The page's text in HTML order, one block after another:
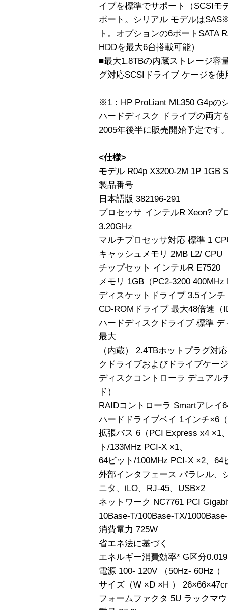
イブを標準でサポート（SCSIモ
ポート。シリアル モデルは
ト。オプションの6ポートSATA
HDDを最大6台搭載可能）
■最大1.8TBの内蔵ストレージ容
グ対応SCSIドライブ ケージを
※1：HP ProLiant ML350 G4pの
ハードディスク ドライブの両方
2005年後半に販売開始予定です
<仕様>
モデル R04p X3200-2M 1P 1GB
製品番号
日本語版 382196-291
プロセッサ インテルR Xeon? プ
3.20GHz
マルチプロセッサ対応 標準 1
キャッシュメモリ 2MB L2/ CPU
チップセット インテルR E7520
メモリ 1GB（PC2-3200
ディスケットドライブ 3.5イン
CD-ROMドライブ 最大48倍速（
ハードディスクドライブ 標準 デ
最大
（内蔵） 2.4TBホットプラグ対
クドライブおよびドライブケー
ディスクコントローラ デュアル
ド）
RAIDコントローラ Smartアレイ
ハードドライブベイ 1インチ×6
拡張バス 6（PCI Express x4 ×1
ト/133MHz PCI-X ×1、
64ビット/100MHz PCI-X ×2、64
外部インタフェース パラレル、
ニタ、iLO、RJ-45、USB×2
ネットワーク NC7761 PCI
10Base-T/100Base-TX/
消費電力 725W
省エネ法に基づく
エネルギー消費効率* G区分0.019
電源 100- 120V （50Hz- 60Hz ）
サイズ（W ×D ×H ）
フォームファクタ 5U ラックマ